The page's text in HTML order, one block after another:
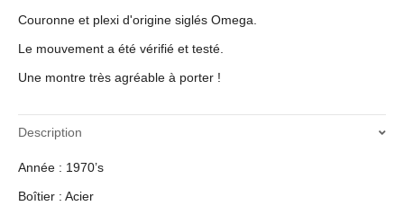
Couronne et plexi d'origine siglés Omega.
Le mouvement a été vérifié et testé.
Une montre très agréable à porter !
Description
Année : 1970’s
Boîtier : Acier